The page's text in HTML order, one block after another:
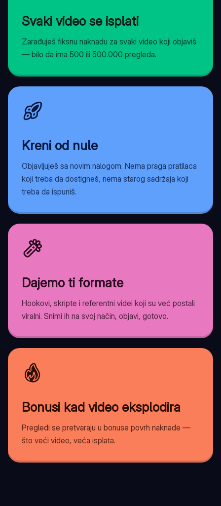
Svaki video se isplati
Zarađuješ fiksnu naknadu za svaki video koji objaviš
— bilo da ima 500 ili 500.000 pregleda.
Kreni od nule
Objavljuješ sa novim nalogom. Nema praga pratilaca
koji treba da dostigneš, nema starog sadržaja koji
treba da ispuniš.
Dajemo ti formate
Hookovi, skripte i referentni videi koji su već postali
viralni. Snimi ih na svoj način, objavi, gotovo.
Bonusi kad video eksplodira
Pregledi se pretvaraju u bonuse povrh naknade —
što veći video, veća isplata.